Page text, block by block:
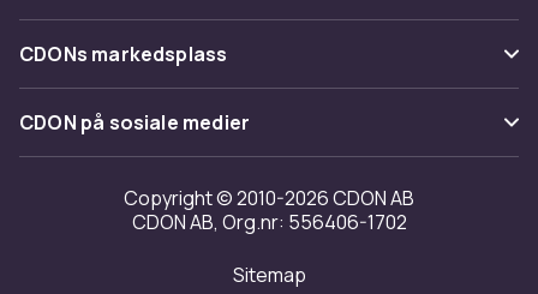
Tilbakekallinger
Varemerker
Om oss
Kundeanmeldelser
Jobbe på CDON
Investor relations
Tilgjengelighet
CDONs markedsplass
Merchant Help Center
CDON på sosiale medier
Copyright © 2010-2026 CDON AB
CDON AB, Org.nr: 556406-1702
Sitemap